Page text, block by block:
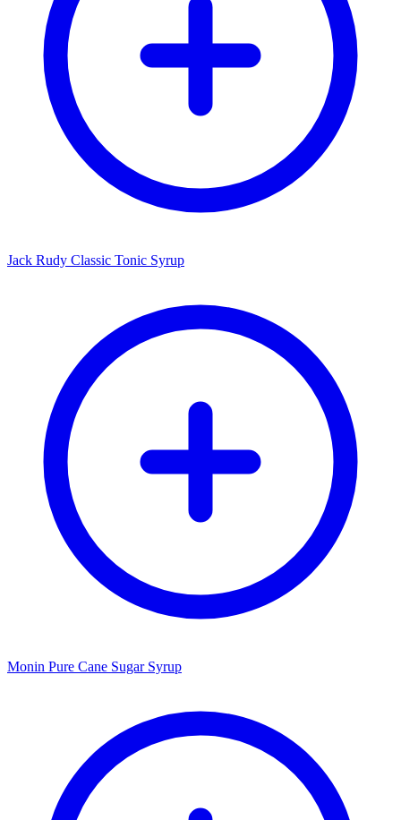
Jack Rudy Classic Tonic Syrup
Monin Pure Cane Sugar Syrup